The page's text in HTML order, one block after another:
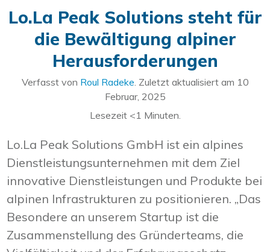
Lo.La Peak Solutions steht für
die Bewältigung alpiner
Herausforderungen
Verfasst von Roul Radeke. Zuletzt aktualisiert am 10
Februar, 2025
Lesezeit <1 Minuten.
Lo.La Peak Solutions GmbH ist ein alpines
Dienstleistungsunternehmen mit dem Ziel
innovative Dienstleistungen und Produkte bei
alpinen Infrastrukturen zu positionieren. „Das
Besondere an unserem Startup ist die
Zusammenstellung des Gründerteams, die